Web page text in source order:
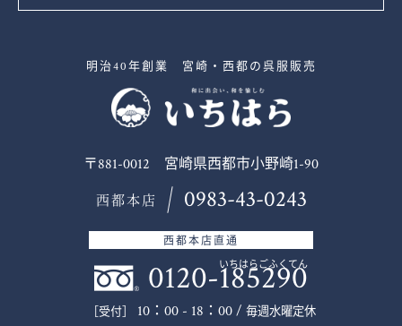
明治40年創業 宮崎・西都の呉服販売
〒881-0012 宮崎県西都市小野崎1-90
西都本店 0983-43-0243
西都本店直通
0120-185290
いちはらごふくてん
［受付］ 10：00 - 18：00 / 毎週水曜定休